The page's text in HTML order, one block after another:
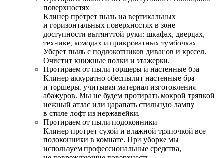
поверхностях
Клинер протрет пыль на вертикальных
и горизонтальных поверхностях в зоне
доступности вытянутой руки: шкафах, дверцах,
технике, комодах и прикроватных тумбочках.
Уберет пыль с подлокотников диванов и кресел.
Очистит книжные полки и этажерки.
Протираем от пыли торшеры и настенные бра
Клинер аккуратно обеспылит настенные бра
и торшеры, учитывая материал изготовления
абажуров. Мы не будем протирать мокрой тряпкой
нежный атлас или царапать стильную лампу
в стиле лофт из нержавейки.
Протираем от пыли подоконники
Клинер протрет сухой и влажной тряпочкой все
подоконники в комнате. При уборке мы
используем профессиональные средства,